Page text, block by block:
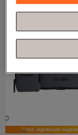
#10. legtöbbször